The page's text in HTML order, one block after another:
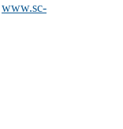
www.sc-